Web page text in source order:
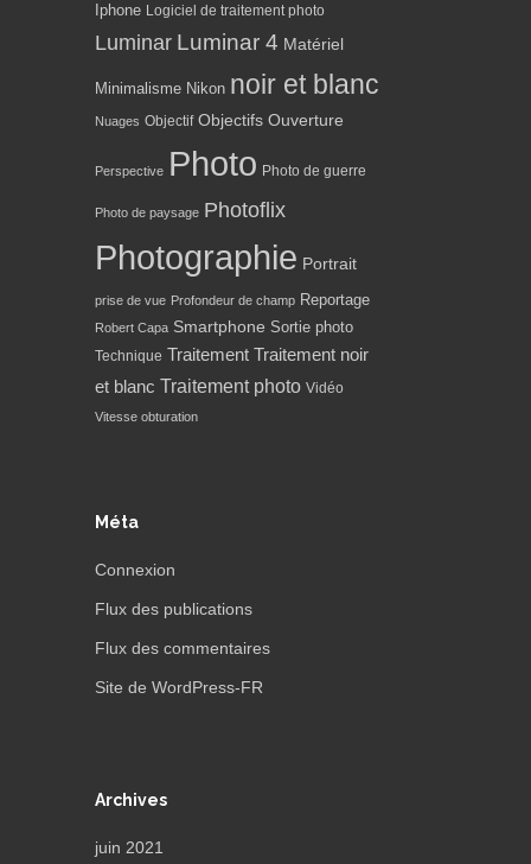
Iphone Logiciel de traitement photo
Luminar Luminar 4 Matériel
Minimalisme Nikon noir et blanc
Nuages Objectif Objectifs Ouverture
Perspective Photo Photo de guerre
Photo de paysage Photoflix
Photographie Portrait
prise de vue Profondeur de champ Reportage
Robert Capa Smartphone Sortie photo
Technique Traitement Traitement noir
et blanc Traitement photo Vidéo
Vitesse obturation
Méta
Connexion
Flux des publications
Flux des commentaires
Site de WordPress-FR
Archives
juin 2021